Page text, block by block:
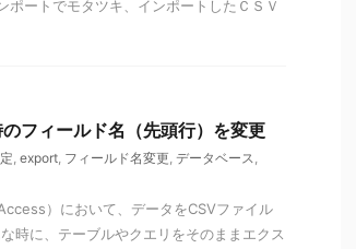
ートでモタツキ、インポートしたＣＳＶ
フィールド名（先頭行）を変更
, export, フィールド名変更, データベース,
）において、データをCSVファイル
時に、テーブルやクエリをそのままエクス